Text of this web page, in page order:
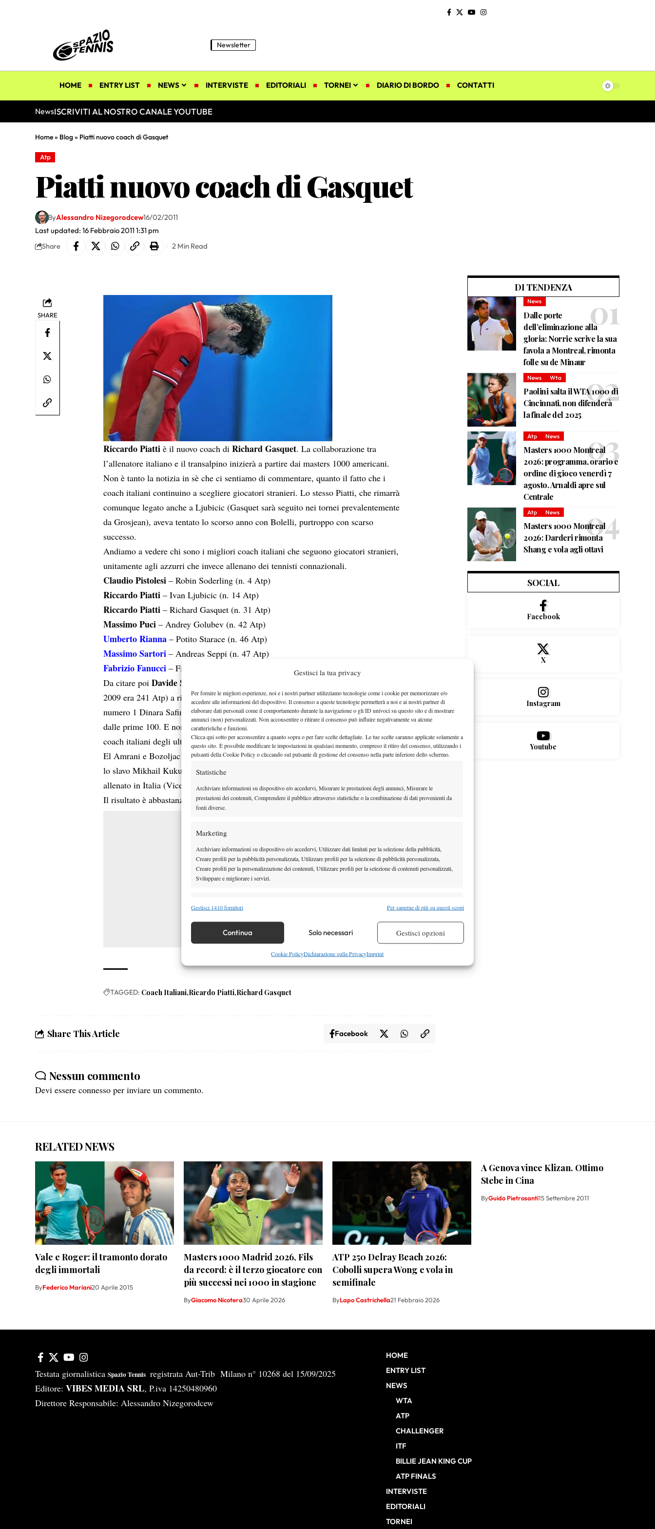
Gestisci la tua privacy
Per fornire le migliori esperienze, noi e i nostri partner utilizziamo tecnologie come i cookie per memorizzare e/o
accedere alle informazioni del dispositivo. Il consenso a queste tecnologie permetterà a noi e ai nostri partner di
elaborare dati personali come il comportamento durante la navigazione o gli ID univoci su questo sito e di mostrare
annunci (non) personalizzati. Non acconsentire o ritirare il consenso può influire negativamente su alcune
caratteristiche e funzioni.
Clicca qui sotto per acconsentire a quanto sopra o per fare scelte dettagliate. Le tue scelte saranno applicate solamente a
questo sito. È possibile modificare le impostazioni in qualsiasi momento, compreso il ritiro del consenso, utilizzando i
pulsanti della Cookie Policy o cliccando sul pulsante di gestione del consenso nella parte inferiore dello schermo.
Statistiche
Archiviare informazioni su dispositivo e/o accedervi, Misurare le prestazioni degli annunci, Misurare le
prestazioni dei contenuti, Comprendere il pubblico attraverso statistiche o la combinazione di dati provenienti da
fonti diverse.
Marketing
Archiviare informazioni su dispositivo e/o accedervi, Utilizzare dati limitati per la selezione della pubblicità,
Creare profili per la pubblicità personalizzata, Utilizzare profili per la selezione di pubblicità personalizzata,
Creare profili per la personalizzazione dei contenuti, Utilizzare profili per la selezione di contenuti personalizzati,
Sviluppare e migliorare i servizi.
Funzionalità
Identificare i dispositivi in base alle informazioni trasmesse automaticamente.
Garantire la sicurezza, prevenire e rilevare frodi, correggere errori,
Erogare e presentare pubblicità e contenuto, Salvare e comunicare le
Sempre attivo
Gestisci 1410 fornitori Per saperne di più su questi scopi
Continua Solo necessari Gestisci opzioni
Cookie PolicyDichiarazione sulla PrivacyImprint
Newsletter
HOME ENTRY LIST NEWS INTERVISTE EDITORIALI TORNEI DIARIO DI BORDO CONTATTI
NewsISCRIVITI AL NOSTRO CANALE YOUTUBE
Home» Blog» Piatti nuovo coach di Gasquet
Atp
Piatti nuovo coach di Gasquet
Last updated: 16 Febbraio 2011 1:31 pm
ByAlessandro Nizegorodcew16/02/2011
Share 2 Min Read
SHARE
Riccardo Piattiè il nuovo coach diRichard Gasquet. La collaborazione tra
l’allenatore italiano e il transalpino inizierà a partire dai masters 1000 americani.
Non è tanto la notizia in sè che ci sentiamo di commentare, quanto il fatto che i
coach italiani continuino a scegliere giocatori stranieri. Lo stesso Piatti, che rimarrà
comunque legato anche a Ljubicic (Gasquet sarà seguito nei tornei prevalentemente
da Grosjean), aveva tentato lo scorso anno con Bolelli, purtroppo con scarso
successo.
Andiamo a vedere chi sono i migliori coach italiani che seguono giocatori stranieri,
unitamente agli azzurri che invece allenano dei tennisti connazionali.
Claudio Pistolesi – Robin Soderling (n. 4 Atp)
Riccardo Piatti – Ivan Ljubicic (n. 14 Atp)
Riccardo Piatti – Richard Gasquet (n. 31 Atp)
Massimo Puci – Andrey Golubev (n. 42 Atp)
Umberto Rianna – Potito Starace (n. 46 Atp)
Massimo Sartori– Andreas Seppi (n. 47 Atp)
Fabrizio Fanucci – Filippo Volandri (n. 87 Atp)
Da citare poiDavide Sanguinetti
2009 era 241 Atp) a ridosso dei top-100 (104 per l’esattezza) ed è stato scelto dall’ex
numero 1 Dinara Safina per provare a risalire la classifica, che la vede oggi fuori
dalle prime 100. E non possiamo dimenticare
, uno dei migliori
coach italiani degli ultimi 30 anni, che nell’ultimo periodo ha seguito giocatori come
El Amrani e Bozoljac (ottimi giocatori ma non campioni..). Per ultimo citerei anche
lo slavo Mikhail Kukushkin, che per un lungo periodo, sino ad entrare nei 100, si è
allenato in Italia (Vicenza)
Il risultato è abbastanza chiaro.. a voi la parola…
TAGGED: Coach Italiani Ricardo Piatti Richard Gasquet
Share This Article Facebook
Nessun commento
Devi essere connesso per inviare un commento.
DI TENDENZA
News
Dalle porte
dell’eliminazione alla
gloria: Norrie scrive la sua
favola a Montreal, rimonta
folle su de Minaur
News Wta
Paolini salta il WTA 1000 di
Cincinnati, non difenderà
la finale del 2025
Atp News
Masters 1000 Montreal
2026: programma, orario e
ordine di gioco venerdì 7
agosto. Arnaldi apre sul
Centrale
Atp News
Masters 1000 Montreal
2026: Darderi rimonta
Shang e vola agli ottavi
SOCIAL
Facebook
X
Instagram
Youtube
RELATED NEWS
Vale e Roger: il tramonto dorato
degli immortali
ByFederico Mariani20 Aprile 2015
Masters 1000 Madrid 2026, Fils
da record: è il terzo giocatore con
più successi nei 1000 in stagione
ByGiacomo Nicotera30 Aprile 2026
ATP 250 Delray Beach 2026:
Cobolli supera Wong e vola in
semifinale
ByLapo Castrichella21 Febbraio 2026
A Genova vince Klizan. Ottimo
Stebe in Cina
ByGuido Pietrosanti15 Settembre 2011
Testata giornalistica Spazio Tennis registrata Aut-Trib Milano n° 10268 del 15/09/2025
Editore: VIBES MEDIA SRL, P.iva 14250480960
Direttore Responsabile: Alessandro Nizegorodcew
HOME
ENTRY LIST
NEWS
WTA
ATP
CHALLENGER
ITF
BILLIE JEAN KING CUP
ATP FINALS
INTERVISTE
EDITORIALI
TORNEI